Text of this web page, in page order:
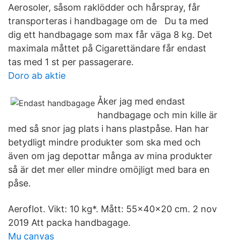
Aerosoler, såsom raklödder och hårspray, får
transporteras i handbagage om de Du ta med
dig ett handbagage som max får väga 8 kg. Det
maximala måttet på Cigarettändare får endast
tas med 1 st per passagerare.
Doro ab aktie
Åker jag med endast
handbagage och min kille är
med så snor jag plats i hans plastpåse. Han har
betydligt mindre produkter som ska med och
även om jag depottar många av mina produkter
så är det mer eller mindre omöjligt med bara en
påse.
Aeroflot. Vikt: 10 kg*. Mått: 55x40x20 cm. 2 nov
2019 Att packa handbagage.
Mu canvas